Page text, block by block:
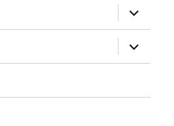
ouvrir
le
sous-
menu
ouvrir
le
sous-